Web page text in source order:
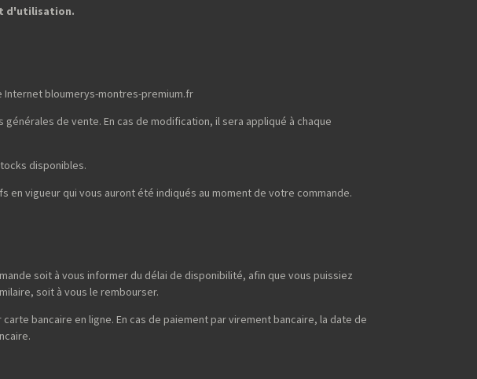
d'utilisation.
bloumerys-montres-premium.fr
de vente. En cas de modification, il sera appliqué à chaque
disponibles.
vigueur qui vous auront été indiqués au moment de votre commande.
soit à vous informer du délai de disponibilité, afin que vous puissiez
soit à vous le rembourser.
bancaire en ligne. En cas de paiement par virement bancaire, la date de